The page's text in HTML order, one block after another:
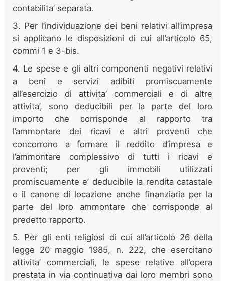
contabilita’ separata.
3. Per l’individuazione dei beni relativi all’impresa
si applicano le disposizioni di cui all’articolo 65,
commi 1 e 3-bis.
4. Le spese e gli altri componenti negativi relativi
a beni e servizi adibiti promiscuamente
all’esercizio di attivita’ commerciali e di altre
attivita’, sono deducibili per la parte del loro
importo che corrisponde al rapporto tra
l’ammontare dei ricavi e altri proventi che
concorrono a formare il reddito d’impresa e
l’ammontare complessivo di tutti i ricavi e
proventi; per gli immobili utilizzati
promiscuamente e’ deducibile la rendita catastale
o il canone di locazione anche finanziaria per la
parte del loro ammontare che corrisponde al
predetto rapporto.
5. Per gli enti religiosi di cui all’articolo 26 della
legge 20 maggio 1985, n. 222, che esercitano
attivita’ commerciali, le spese relative all’opera
prestata in via continuativa dai loro membri sono